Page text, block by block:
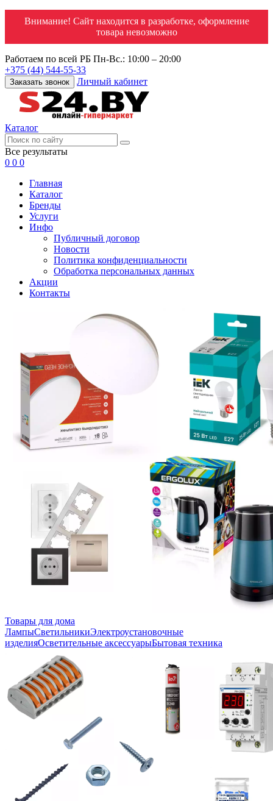
Внимание! Сайт находится в разработке, оформление
товара невозможно
Работаем по всей РБ Пн-Вс.: 10:00 – 20:00
+375 (44) 544-55-33
Заказать звонок Личный кабинет
Каталог
Все результаты
0 0 0
Главная
Каталог
Бренды
Услуги
Инфо
Публичный договор
Новости
Политика конфиденциальности
Обработка персональных данных
Акции
Контакты
Товары для дома
ЛампыСветильникиЭлектроустановочные
изделияОсветительные аксессуарыБытовая техника